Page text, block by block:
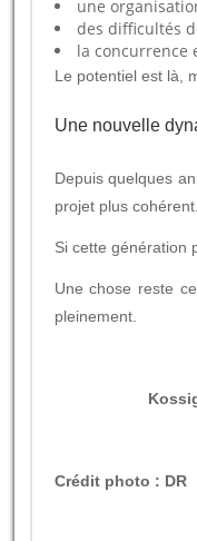
une
des difficultés
la concurrence
Le potentiel est là,
Une nouvelle
Depuis quelques
projet plus
Si cette génération
Une chose reste
pleinement.
Crédit photo : DR